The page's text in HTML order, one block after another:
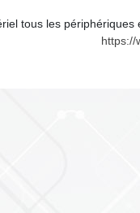
tous les
https://